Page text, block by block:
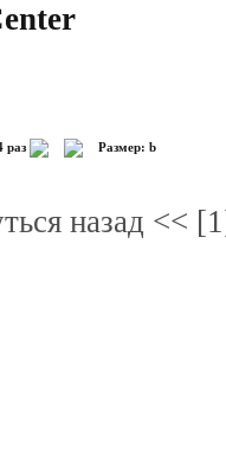
раз Размер: b
назад <<